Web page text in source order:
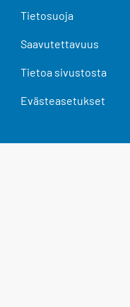
Tietosuoja
Saavutettavuus
Tietoa sivustosta
Evästeasetukset